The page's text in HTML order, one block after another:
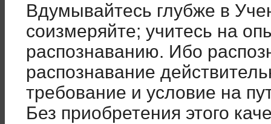
Вдумывайтесь глубже в
соизмеряйте; учитесь на
распознаванию. Ибо
распознавание
требование и условие на
Без приобретения этого